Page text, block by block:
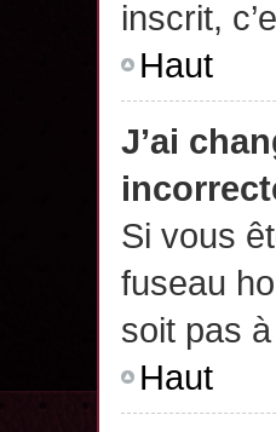
inscrit,
Haut
J’ai
Si vous
fuseau
soit pas
Haut